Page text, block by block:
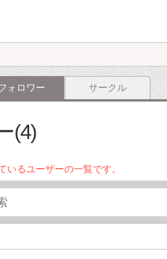
ォロワー サークル
(4)
いるユーザーの一覧です。